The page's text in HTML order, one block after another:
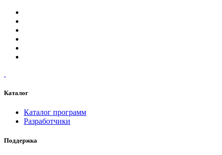
Каталог
Каталог программ
Разработчики
Поддержка